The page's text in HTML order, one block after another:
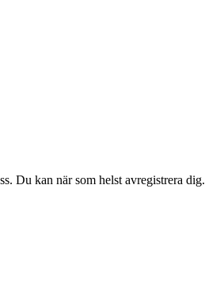
Du kan när som helst avregistrera dig.